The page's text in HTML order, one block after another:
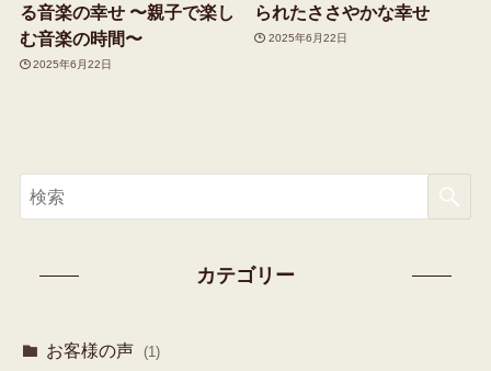
る音楽の幸せ 〜親子で楽し
む音楽の時間〜
2025年6月22日
られたささやかな幸せ
2025年6月22日
カテゴリー
お客様の声 (1)